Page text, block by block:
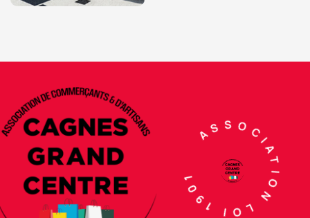
ASSOCIATION LOI 1901